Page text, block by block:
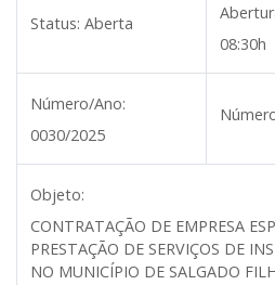
Status: Aberta
08:30h
Número/Ano:
0030/2025
Objeto:
CONTRATAÇÃO DE EMPRESA
PRESTAÇÃO DE SERVIÇOS DE
NO MUNICÍPIO DE SALGADO